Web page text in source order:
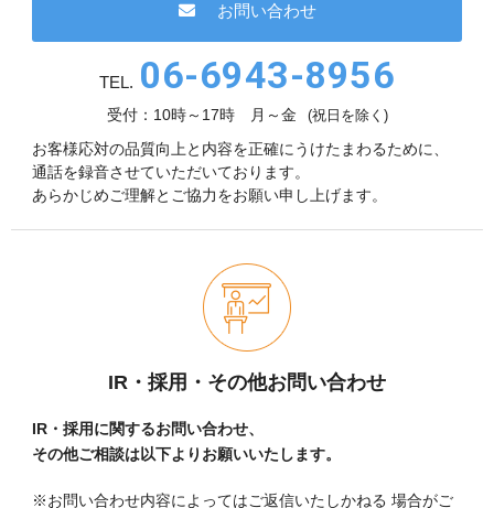
お問い合わせ
TEL. 06-6943-8956
受付：10時～17時 月～金 (祝日を除く)
お客様応対の品質向上と内容を正確にうけたまわるために、
通話を録音させていただいております。
あらかじめご理解とご協力をお願い申し上げます。
IR・採用・その他お問い合わせ
IR・採用に関するお問い合わせ、
その他ご相談は以下よりお願いいたします。
※お問い合わせ内容によってはご返信いたしかねる 場合がご